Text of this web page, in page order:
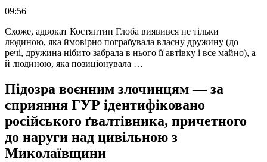
09:56
Схоже, адвокат Костянтин Глоба виявився не тільки
людиною, яка ймовірно пограбувала власну дружину (до
речі, дружина нібито забрала в нього її автівку і все майно), а
й людиною, яка позиціонувала …
Підозра воєнним злочинцям — за
сприяння ГУР ідентифіковано
російського ґвалтівника, причетного
до наруги над цивільною з
Миколаївщини